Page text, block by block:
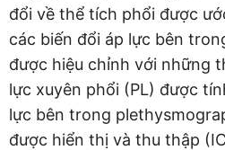
đổi về thể tích phổi được
các biến đổi áp lực bên
được hiệu chỉnh với những
lực xuyên phổi (PL) được
lực bên trong
được hiển thị và thu thập